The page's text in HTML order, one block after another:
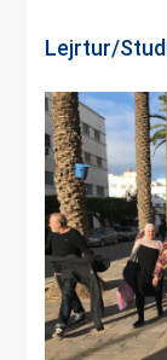
Lejrtur/